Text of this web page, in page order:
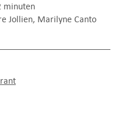
minuten
Jollien, Marilyne Canto